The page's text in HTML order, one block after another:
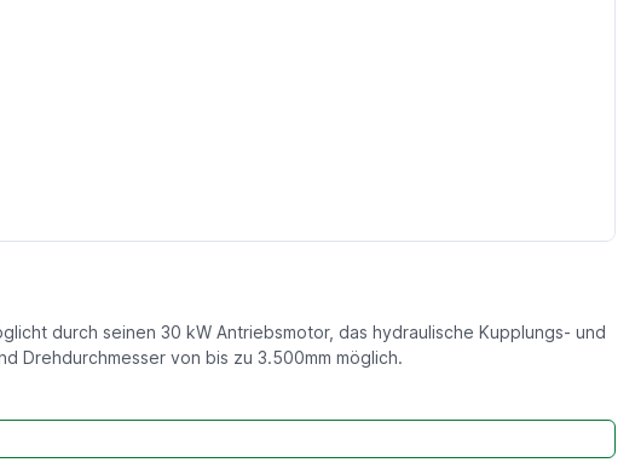
durch seinen 30 kW Antriebsmotor, das hydraulische Kupplungs- und
Drehdurchmesser von bis zu 3.500mm möglich.